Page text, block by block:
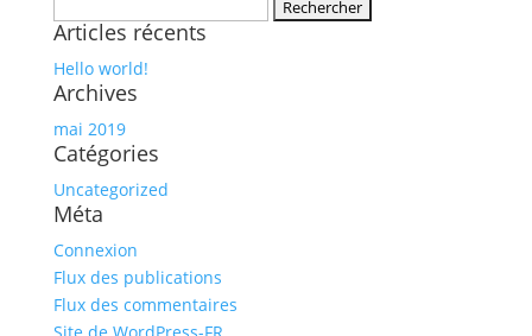
Articles récents
Hello world!
Archives
mai 2019
Catégories
Uncategorized
Méta
Connexion
Flux des publications
Flux des commentaires